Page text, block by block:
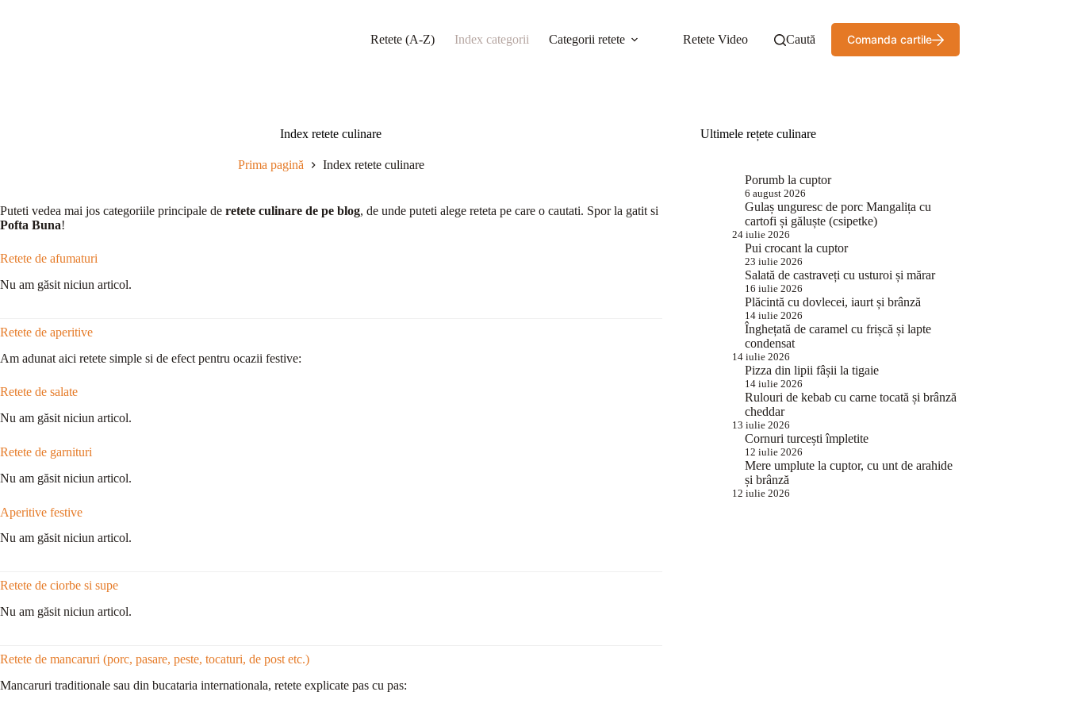
Retete (A-Z) Index categorii Categorii retete Retete Video Caută Comanda cartile
Index retete culinare
Prima pagină Index retete culinare
Puteti vedea mai jos categoriile principale de retete culinare de pe blog, de unde puteti alege reteta pe care o cautati. Spor la gatit si
Pofta Buna!
Retete de afumaturi
Nu am găsit niciun articol.
Retete de aperitive
Am adunat aici retete simple si de efect pentru ocazii festive:
Retete de salate
Nu am găsit niciun articol.
Retete de garnituri
Nu am găsit niciun articol.
Aperitive festive
Nu am găsit niciun articol.
Retete de ciorbe si supe
Nu am găsit niciun articol.
Retete de mancaruri (porc, pasare, peste, tocaturi, de post etc.)
Mancaruri traditionale sau din bucataria internationala, retete explicate pas cu pas:
Ultimele rețete culinare
Porumb la cuptor
6 august 2026
Gulaș unguresc de porc Mangalița cu
cartofi și găluște (csipetke)
24 iulie 2026
Pui crocant la cuptor
23 iulie 2026
Salată de castraveți cu usturoi și mărar
16 iulie 2026
Plăcintă cu dovlecei, iaurt și brânză
14 iulie 2026
Înghețată de caramel cu frișcă și lapte
condensat
14 iulie 2026
Pizza din lipii fâșii la tigaie
14 iulie 2026
Rulouri de kebab cu carne tocată și brânză
cheddar
13 iulie 2026
Cornuri turcești împletite
12 iulie 2026
Mere umplute la cuptor, cu unt de arahide
și brânză
12 iulie 2026